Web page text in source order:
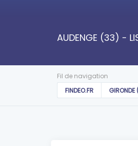
AUDENGE (33) -
Fil de navigation
FINDEO.FR